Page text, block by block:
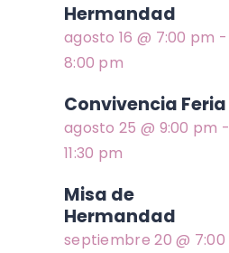
Hermandad
agosto 16 @ 7:00 pm -
8:00 pm
Convivencia Feria
agosto 25 @ 9:00 pm -
11:30 pm
Misa de
Hermandad
septiembre 20 @ 7:00